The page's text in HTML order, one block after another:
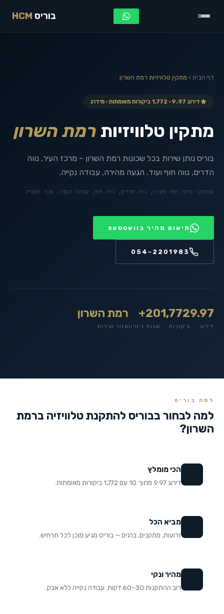
בוריס HCM
דף הבית › מתקין טלוויזיות רמת השרון
דירוג 9.97 · 1,772 ביקורות מאומתות · מידרג
מתקין טלוויזיות רמת השרון
בוריס נותן שירות בכל שכונות רמת השרון – מרכז העיר, נווה
הדרים, נווה חוף ועוד. הגעה מהירה, עבודה נקייה.
שכונות: מרכז רמת השרון, נווה הדרים, נווה חוף, שכונת הצפון, אזור הפארק
תיאום מהיר בוואטסאפ
054-2201983
9.97
דירוג
1,772
ביקורות
20+
שנות ניסיון
רמת השרון
אזור שירות
למה בוריס
למה לבחור בבוריס להתקנת טלוויזיה ברמת
השרון?
הכי מומלץ
דירוג 9.97 מתוך 10 עם 1,772 ביקורות מאומתות.
מביא הכל
זרועות, מתקנים, ברגים — בוריס מגיע מוכן לכל תרחיש.
מהיר ונקי
רוב ההתקנות 30–60 דקות. עבודה נקייה ללא אבק.